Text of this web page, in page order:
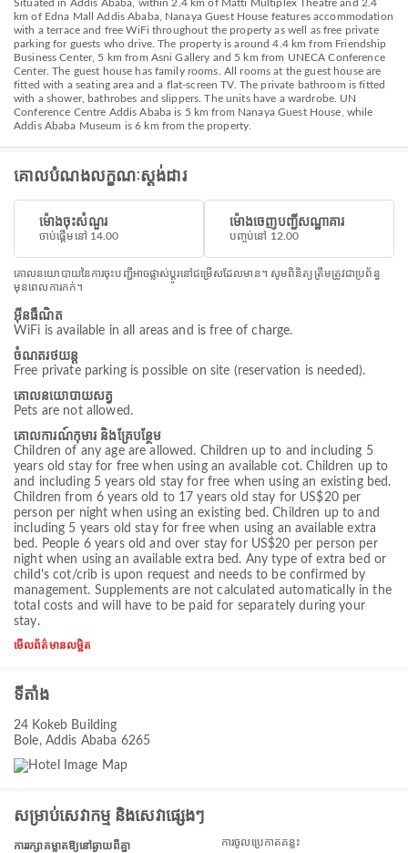
Situated in Addis Ababa, within 2.4 km of Matti Multiplex Theatre and 2.4
km of Edna Mall Addis Ababa, Nanaya Guest House features accommodation
with a terrace and free WiFi throughout the property as well as free private
parking for guests who drive. The property is around 4.4 km from Friendship
Business Center, 5 km from Asni Gallery and 5 km from UNECA Conference
Center. The guest house has family rooms. All rooms at the guest house are
fitted with a seating area and a flat-screen TV. The private bathroom is fitted
with a shower, bathrobes and slippers. The units have a wardrobe. UN
Conference Centre Addis Ababa is 5 km from Nanaya Guest House, while
Addis Ababa Museum is 6 km from the property.
គោលបំណងលក្ខណៈស្តង់ដារ
ម៉ោងចុះសំណួរ
ចាប់ផ្តើមនៅ 14.00
ម៉ោងចេញបញ្ជីសណ្ឋាគារ
បញ្ចប់នៅ 12.00
គោលនយោបាយនៃការចុះបញ្ជីអាចផ្លាស់ប្តូរនៅជម្រើសដែលមាន។ សូមពិនិត្យត្រឹមត្រូវជាប្រព័ន្ធ
មុនពេលការកក់។
អ៊ីនធឺណិត
WiFi is available in all areas and is free of charge.
ចំណតរថយន្ត
Free private parking is possible on site (reservation is needed).
គោលនយោបាយសត្វ
Pets are not allowed.
គោលការណ៍កុមារ និងគ្រែបន្ថែម
Children of any age are allowed. Children up to and including 5
years old stay for free when using an available cot. Children up to
and including 5 years old stay for free when using an existing bed.
Children from 6 years old to 17 years old stay for US$20 per
person per night when using an existing bed. Children up to and
including 5 years old stay for free when using an available extra
bed. People 6 years old and over stay for US$20 per person per
night when using an available extra bed. Any type of extra bed or
child's cot/crib is upon request and needs to be confirmed by
management. Supplements are not calculated automatically in the
total costs and will have to be paid for separately during your
stay.
មើលព័ត៌មានលម្អិត
ទីតាំង
24 Kokeb Building
Bole, Addis Ababa 6265
សម្រាប់សេវាកម្ម និងសេវាផ្សេងៗ
ការរក្សាគម្លាតឱ្យនៅឆ្ងាយពីគ្នា ការចូលប្រើកាតគន្លឹះ